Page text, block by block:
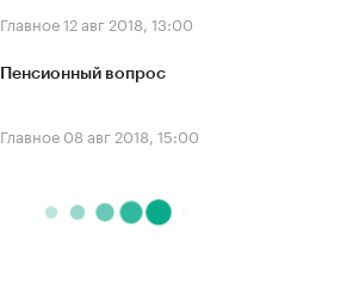
Главное12 авг 2018, 13:00
Пенсионный вопрос
Главное 08 авг 2018, 15:00